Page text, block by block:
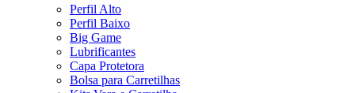
Perfil Alto
Perfil Baixo
Big Game
Lubrificantes
Capa Protetora
Bolsa para Carretilhas